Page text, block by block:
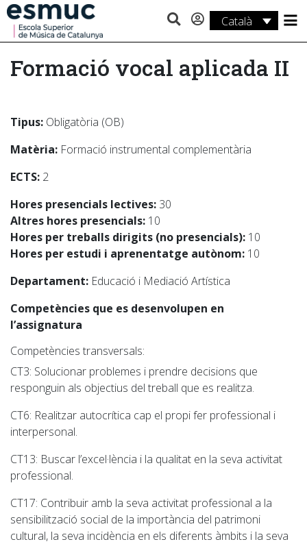
Català
Estudis
Recerca
Formació vocal aplicada II
Tipus: Obligatòria (OB)
Matèria: Formació instrumental complementària
ECTS: 2
Hores presencials lectives: 30
Altres hores presencials: 10
Hores per treballs dirigits (no presencials): 10
Hores per estudi i aprenentatge autònom: 10
Departament: Educació i Mediació Artística
Competències que es desenvolupen en
l’assignatura
Competències transversals:
CT3: Solucionar problemes i prendre decisions que
responguin als objectius del treball que es realitza.
CT6: Realitzar autocrítica cap el propi fer professional i
interpersonal.
CT13: Buscar l’excel·lència i la qualitat en la seva activitat
professional.
CT17: Contribuir amb la seva activitat professional a la
sensibilització social de la importància del patrimoni
cultural, la seva incidència en els diferents àmbits i la seva